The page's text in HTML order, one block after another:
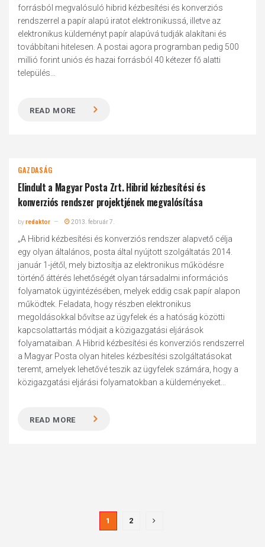
forrásból megvalósuló hibrid kézbesítési és konverziós
rendszerrel a papír alapú iratot elektronikussá, illetve az
elektronikus küldeményt papír alapúvá tudják alakítani és
továbbítani hitelesen. A postai agora programban pedig 500
millió forint uniós és hazai forrásból 40 kétezer fő alatti
település...
READ MORE
GAZDASÁG
Elindult a Magyar Posta Zrt. Hibrid kézbesítési és
konverziós rendszer projektjének megvalósítása
byredaktor 2013. február 7.
„A Hibrid kézbesítési és konverziós rendszer alapvető célja
egy olyan általános, posta által nyújtott szolgáltatás 2014.
január 1-jétől, mely biztosítja az elektronikus működésre
történő áttérés lehetőségét olyan társadalmi információs
folyamatok ügyintézésében, melyek eddig csak papír alapon
működtek. Feladata, hogy részben elektronikus
megoldásokkal bővítse az ügyfelek és a hatóság közötti
kapcsolattartás módjait a közigazgatási eljárások
folyamataiban. A Hibrid kézbesítési és konverziós rendszerrel
a Magyar Posta olyan hiteles kézbesítési szolgáltatásokat
teremt, amelyek lehetővé teszik az ügyfelek számára, hogy a
közigazgatási eljárási folyamatokban a küldeményeket...
READ MORE
1 2